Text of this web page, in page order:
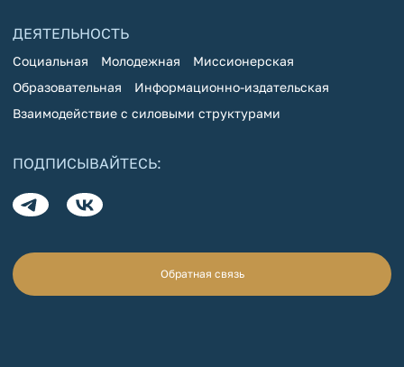
ДЕЯТЕЛЬНОСТЬ
Социальная Молодежная
Миссионерская
Образовательная
Информационно-издательская
Взаимодействие с силовыми структурами
ПОДПИСЫВАЙТЕСЬ:
Обратная связь